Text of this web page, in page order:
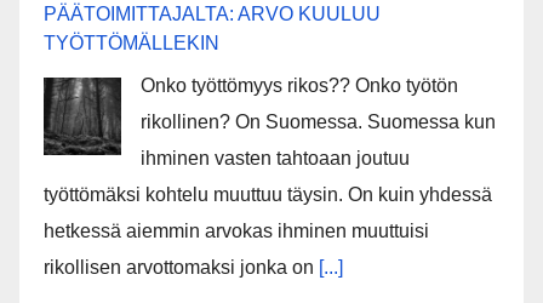
PÄÄTOIMITTAJALTA: ARVO KUULUU
TYÖTTÖMÄLLEKIN
Onko työttömyys rikos?? Onko työtön
rikollinen? On Suomessa. Suomessa kun
ihminen vasten tahtoaan joutuu
työttömäksi kohtelu muuttuu täysin. On kuin yhdessä
hetkessä aiemmin arvokas ihminen muuttuisi
rikollisen arvottomaksi jonka on [...]